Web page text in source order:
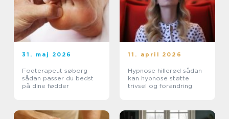
31. maj 2026
Fodterapeut søborg
sådan passer du bedst
på dine fødder
11. april 2026
Hypnose hillerød sådan
kan hypnose støtte
trivsel og forandring